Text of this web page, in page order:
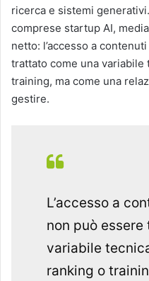
ricerca e sistemi
comprese startup AI,
netto: l’accesso a
trattato come una
training, ma come una
gestire.
L’accesso a
non può
variabile
ranking o